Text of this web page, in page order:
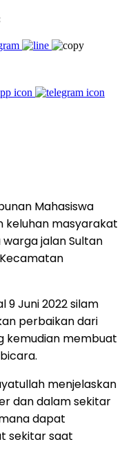
Mahasiswa
keluhan masyarakat
jalan Sultan
Kecamatan
9 Juni 2022 silam
perbaikan dari
kemudian membuat
menjelaskan
dan dalam sekitar
dapat
sekitar saat